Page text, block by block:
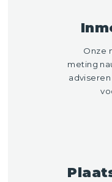
Onze
meting